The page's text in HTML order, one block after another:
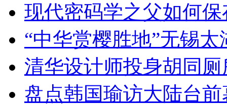
现代密码学之父如何
“中华赏樱胜地”无锡
清华设计师投身胡同
盘点韩国瑜访大陆台